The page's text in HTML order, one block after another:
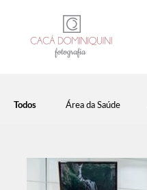
Todos Área da Saúde